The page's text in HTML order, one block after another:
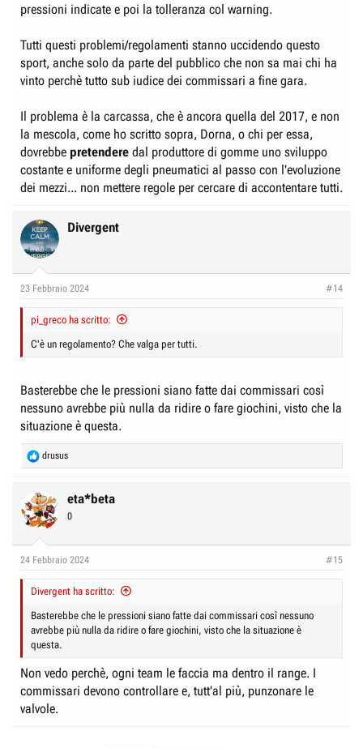
pressioni indicate e poi la tolleranza col warning.
Tutti questi problemi/regolamenti stanno uccidendo questo
sport, anche solo da parte del pubblico che non sa mai chi ha
vinto perchè tutto sub iudice dei commissari a fine gara.
Il problema è la carcassa, che è ancora quella del 2017, e non
la mescola, come ho scritto sopra, Dorna, o chi per essa,
dovrebbe pretendere dal produttore di gomme uno sviluppo
costante e uniforme degli pneumatici al passo con l'evoluzione
dei mezzi... non mettere regole per cercare di accontentare tutti.
Divergent
23 Febbraio 2024 #14
pi_greco ha scritto:
C'è un regolamento? Che valga per tutti.
Basterebbe che le pressioni siano fatte dai commissari così
nessuno avrebbe più nulla da ridire o fare giochini, visto che la
situazione è questa.
R
e
c
t
i
s
drusus
eta*beta
0
24 Febbraio 2024 #15
Divergent ha scritto:
Basterebbe che le pressioni siano fatte dai commissari così nessuno
avrebbe più nulla da ridire o fare giochini, visto che la situazione è
questa.
Non vedo perchè, ogni team le faccia ma dentro il range. I
commissari devono controllare e, tutt'al più, punzonare le
valvole.